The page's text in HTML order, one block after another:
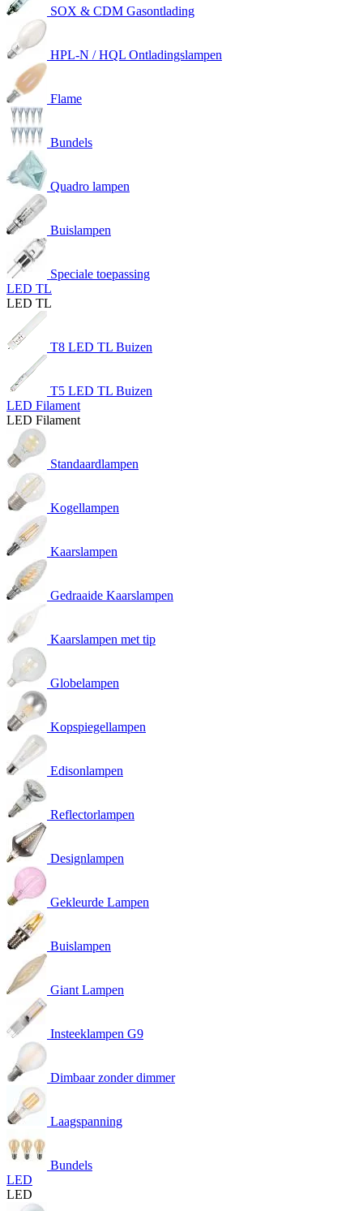
SOX & CDM Gasontlading
HPL-N / HQL Ontladingslampen
Flame
Bundels
Quadro lampen
Buislampen
Speciale toepassing
LED TL
LED TL
T8 LED TL Buizen
T5 LED TL Buizen
LED Filament
LED Filament
Standaardlampen
Kogellampen
Kaarslampen
Gedraaide Kaarslampen
Kaarslampen met tip
Globelampen
Kopspiegellampen
Edisonlampen
Reflectorlampen
Designlampen
Gekleurde Lampen
Buislampen
Giant Lampen
Insteeklampen G9
Dimbaar zonder dimmer
Laagspanning
Bundels
LED
LED